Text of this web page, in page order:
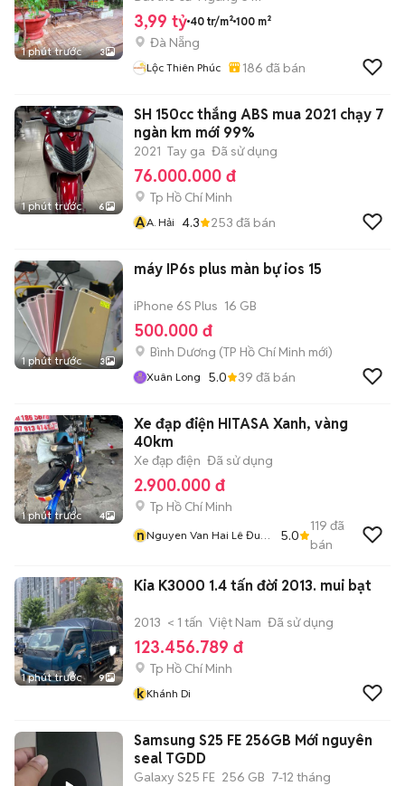
1 phút trước 3
3,99 tỷ 40 tr/m² 100 m²
Đà Nẵng
Lộc Thiên Phúc 186 đã bán
1 phút trước 6
SH 150cc thắng ABS mua 2021 chạy 7
ngàn km mới 99%
2021 Tay ga Đã sử dụng
76.000.000 đ
Tp Hồ Chí Minh
AA. Hải 4.3 253 đã bán
1 phút trước 3
máy IP6s plus màn bự ios 15
iPhone 6S Plus 16 GB
500.000 đ
Bình Dương (TP Hồ Chí Minh mới)
Xuân Long 5.0 39 đã bán
1 phút trước 4
Xe đạp điện HITASA Xanh, vàng
40km
Xe đạp điện Đã sử dụng
2.900.000 đ
Tp Hồ Chí Minh
nNguyen Van Hai Lê Đuc
Dụng Giá Re
5.0
119 đã
bán
1 phút trước 9
Kia K3000 1.4 tấn đời 2013. mui bạt
2013 < 1 tấn Việt Nam Đã sử dụng
123.456.789 đ
Tp Hồ Chí Minh
k Khánh Di
Samsung S25 FE 256GB Mới nguyên
seal TGDD
Galaxy S25 FE 256 GB 7-12 tháng